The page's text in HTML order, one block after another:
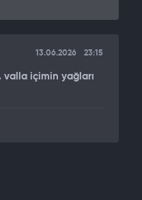
13.06.2026 23:15
içimin yağları